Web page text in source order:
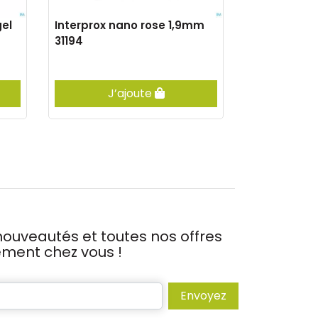
Interprox nano rose 1,9mm
31194
J’ajoute
et toutes nos offres
chez vous !
Envoyez